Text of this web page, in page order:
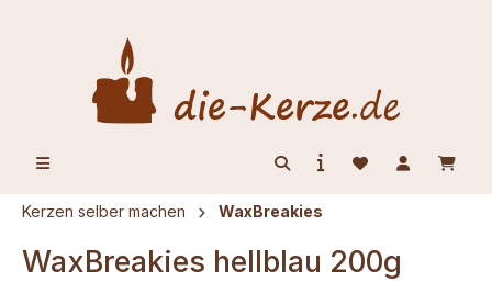
Kerzen selber machen WaxBreakies
WaxBreakies hellblau 200g